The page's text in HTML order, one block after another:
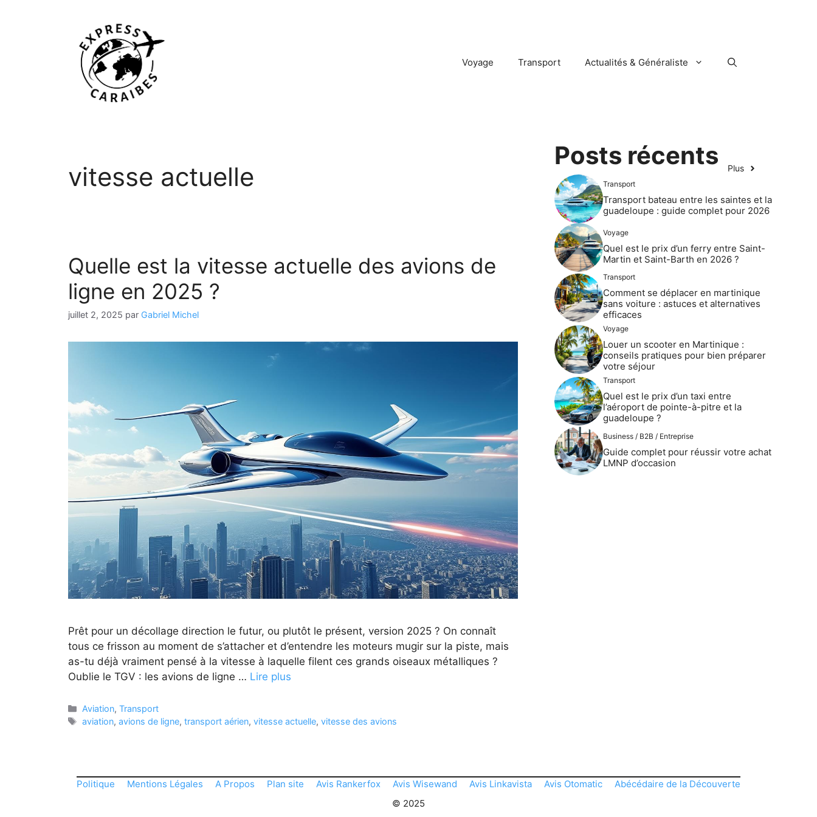
Voyage Transport Actualités & Généraliste
vitesse actuelle
Quelle est la vitesse actuelle des avions de
ligne en 2025 ?
juillet 2, 2025 par Gabriel Michel
Prêt pour un décollage direction le futur, ou plutôt le présent, version 2025 ? On connaît
tous ce frisson au moment de s’attacher et d’entendre les moteurs mugir sur la piste, mais
as-tu déjà vraiment pensé à la vitesse à laquelle filent ces grands oiseaux métalliques ?
Oublie le TGV : les avions de ligne … Lire plus
Catégories
Aviation,Transport
Étiquettes
aviation,avions de ligne,transport aérien,vitesse actuelle,vitesse des avions
Posts récents Plus
Transport
Transport bateau entre les saintes et la
guadeloupe : guide complet pour 2026
Voyage
Quel est le prix d’un ferry entre Saint-
Martin et Saint-Barth en 2026 ?
Transport
Comment se déplacer en martinique
sans voiture : astuces et alternatives
efficaces
Voyage
Louer un scooter en Martinique :
conseils pratiques pour bien préparer
votre séjour
Transport
Quel est le prix d’un taxi entre
l’aéroport de pointe-à-pitre et la
guadeloupe ?
Business / B2B / Entreprise
Guide complet pour réussir votre achat
LMNP d’occasion
Politique Mentions Légales A Propos Plan site Avis Rankerfox Avis Wisewand Avis Linkavista Avis Otomatic
Abécédaire de la Découverte
© 2025